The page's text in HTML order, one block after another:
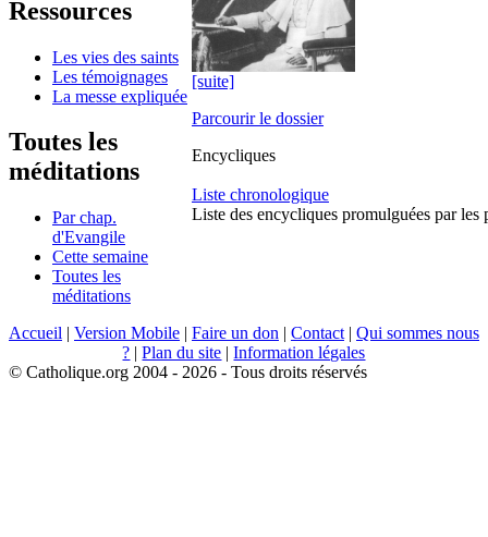
Ressources
Les vies des saints
Les témoignages
La messe expliquée
Toutes les
méditations
Par chap.
d'Evangile
Cette semaine
Toutes les
méditations
[suite]
Parcourir le dossier
Encycliques
Liste chronologique
Liste des encycliques promulguées par les
Accueil | Version Mobile | Faire un don | Contact | Qui sommes nous
? |Plan du site |Information légales
© Catholique.org 2004 - 2026 - Tous droits réservés